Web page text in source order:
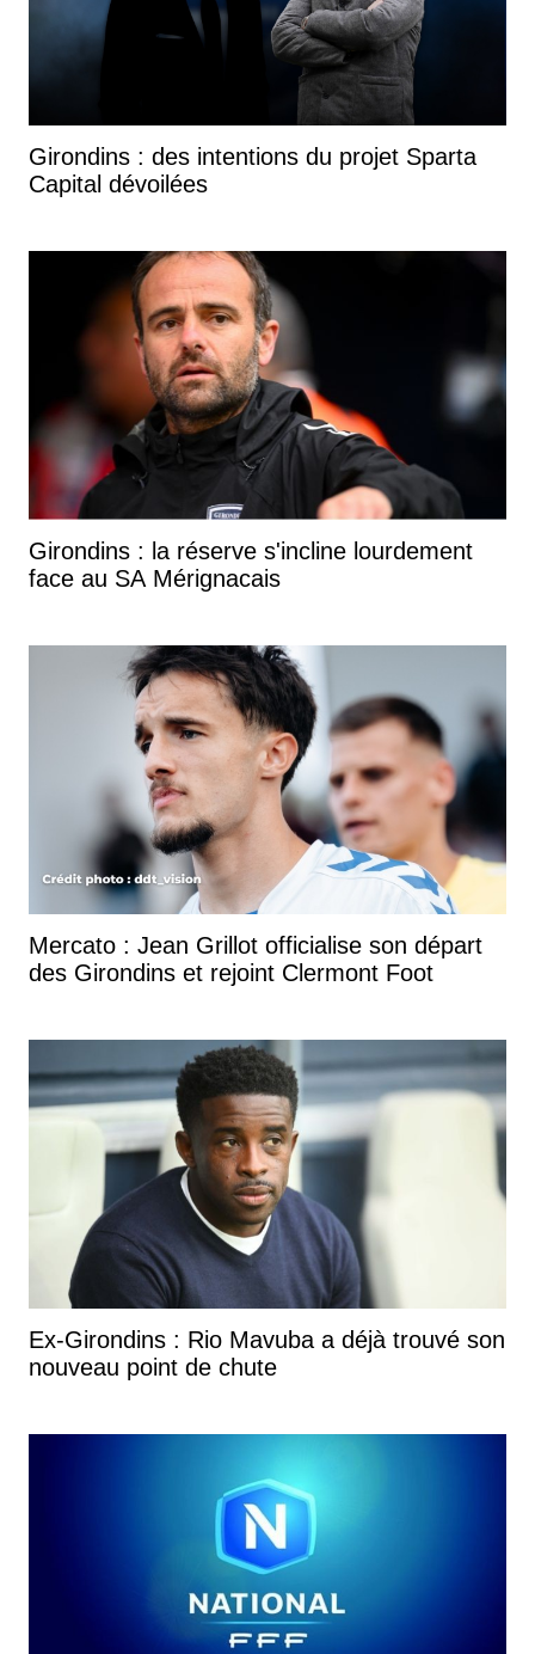
Girondins : des intentions du projet Sparta
Capital dévoilées
Girondins : la réserve s'incline lourdement
face au SA Mérignacais
Mercato : Jean Grillot officialise son départ
des Girondins et rejoint Clermont Foot
Ex-Girondins : Rio Mavuba a déjà trouvé son
nouveau point de chute